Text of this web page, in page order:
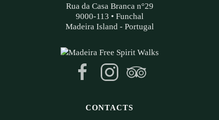
Rua da Casa Branca n°29
9000-113 • Funchal
Madeira Island - Portugal
CONTACTS